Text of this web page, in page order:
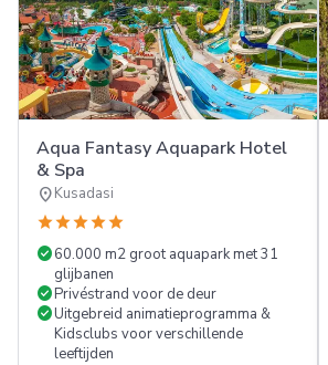
Aqua Fantasy Aquapark Hotel
& Spa
location_onKusadasi
starstarstarstarstar
check_circle60.000 m2 groot aquapark met 31
glijbanen
check_circlePrivéstrand voor de deur
check_circleUitgebreid animatieprogramma &
Kidsclubs voor verschillende
leeftijden